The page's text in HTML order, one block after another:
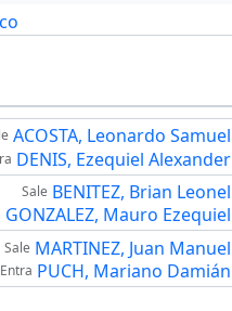
ACOSTA, Leonardo Samuel
DENIS, Ezequiel Alexander
Sale BENITEZ, Brian Leonel
GONZALEZ, Mauro Ezequiel
Sale MARTINEZ, Juan Manuel
Entra PUCH, Mariano Damián